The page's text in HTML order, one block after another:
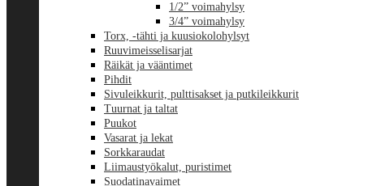
1/2” voimahylsy
3/4” voimahylsy
Torx, -tähti ja kuusiokolohylsyt
Ruuvimeisselisarjat
Räikät ja vääntimet
Pihdit
Sivuleikkurit, pulttisakset ja putkileikkurit
Tuurnat ja taltat
Puukot
Vasarat ja lekat
Sorkkaraudat
Liimaustyökalut, puristimet
Suodatinavaimet